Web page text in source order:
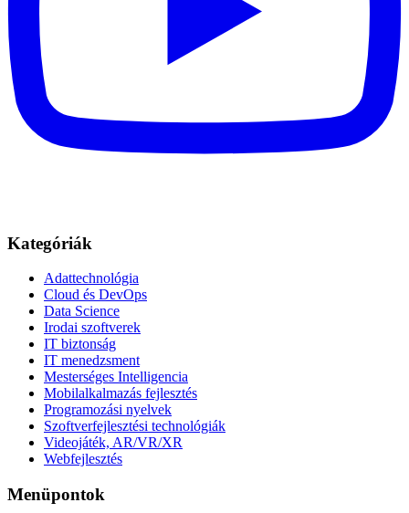
Kategóriák
Adattechnológia
Cloud és DevOps
Data Science
Irodai szoftverek
IT biztonság
IT menedzsment
Mesterséges Intelligencia
Mobilalkalmazás fejlesztés
Programozási nyelvek
Szoftverfejlesztési technológiák
Videojáték, AR/VR/XR
Webfejlesztés
Menüpontok